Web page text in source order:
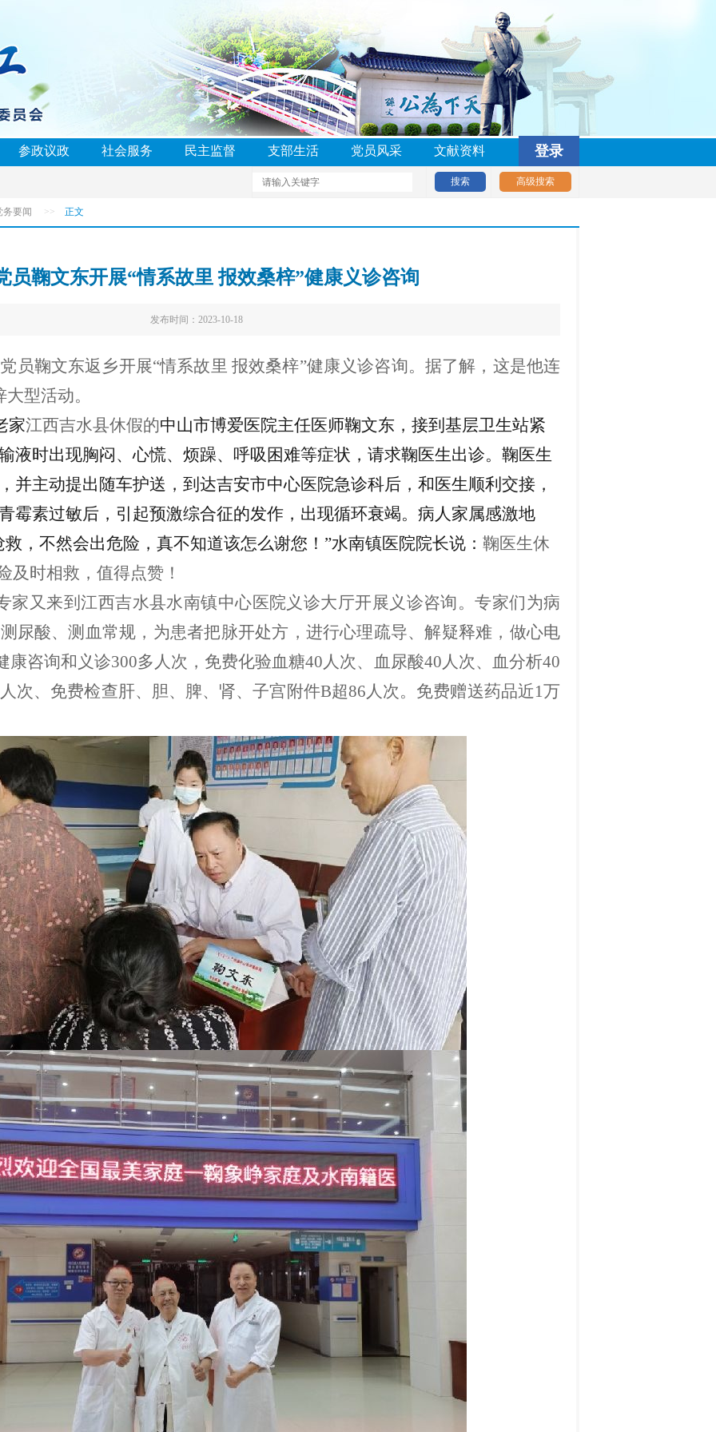
参政议政 社会服务 民主监督 支部生活 党员风采 文献资料 登录
务要闻 >> 正文
员鞠文东开展“情系故里 报效桑梓”健康义诊咨询
发布时间：2023-10-18
员鞠文东返乡开展“情系故里 报效桑梓”健康义诊咨询。 据了解，这是他连
大型活动。
家江西吉水县休假的中山市博爱医院主任医师鞠文东，接到 基层卫生站紧
液时出现胸闷、心慌、烦躁、呼吸困难等症状 ，请求鞠医生出诊。 鞠医生
并主动提出随车护送，到达吉安市中心医院急诊科后，和医生顺利交接，
霉素过敏后，引起预激综合征的发作，出现循环衰竭。病人家属感激地
，不然会出危险，真不知道该怎么谢您！”水南镇医院院长说： 鞠医生休
及时相救，值得点赞！
家 又来到江西吉水县水南镇中心医院义诊大厅开展义诊咨询。专家们为病
尿酸、测血常规， 为患者把脉开处方 ， 进行心理疏导、解疑释难 ， 做心电
康咨询和义诊300多人次，免费化验血糖40人次、血尿酸40人次、血分析40
次、免费检查肝、胆、脾、肾、子宫附件B超86人次。免费赠送药品近1万